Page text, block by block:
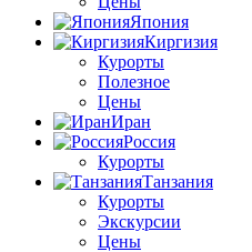
Япония
Киргизия
Курорты
Полезное
Цены
Иран
Россия
Курорты
Танзания
Курорты
Экскурсии
Цены